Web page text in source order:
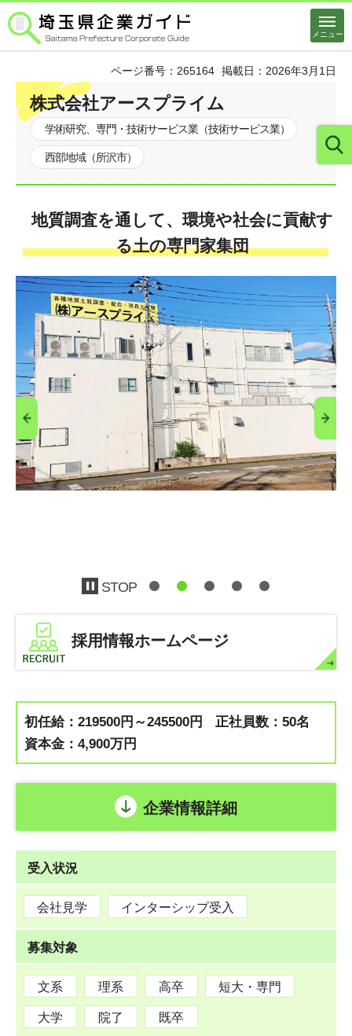
埼玉県企業ガイド メニュー
ページ番号：265164 掲載日：2026年3月1日
株式会社アースプライム
学術研究、専門・技術サービス業（技術サービス業）
西部地域（所沢市）
地質調査を通して、環境や社会に貢献す
る土の専門家集団
STOP
採用情報ホームページ
初任給：219500円～245500円
正社員数：50名
資本金：4,900万円
企業情報詳細
受入状況
会社見学 インターシップ受入
募集対象
文系 理系 高卒 短大・専門
大学 院了 既卒